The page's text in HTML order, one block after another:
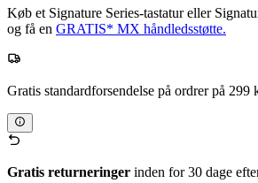
Køb et Signature Series-tastatur eller
og få en GRATIS* MX håndledsstøtte.
Gratis standardforsendelse på ordrer på 299
Gratis returneringer inden for 30 dage